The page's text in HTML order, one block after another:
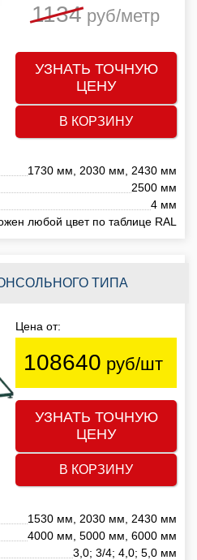
1134руб/метр
УЗНАТЬ ТОЧНУЮ
ЦЕНУ
В КОРЗИНУ
1730 мм, 2030 мм, 2430 мм
2500 мм
4 мм
любой цвет по таблице RAL
ТИПА
Цена от:
108640 руб/шт
УЗНАТЬ ТОЧНУЮ
ЦЕНУ
В КОРЗИНУ
1530 мм, 2030 мм, 2430 мм
4000 мм, 5000 мм, 6000 мм
3,0; 3/4; 4,0; 5,0 мм